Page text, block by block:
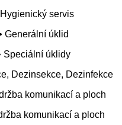
Hygienický servis
Generální úklid
Speciální úklidy
Dezinsekce, Dezinfekce
komunikací a ploch
komunikací a ploch